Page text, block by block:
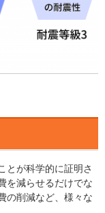
とが科学的に証明さ
を減らせるだけでな
の削減など、様々な